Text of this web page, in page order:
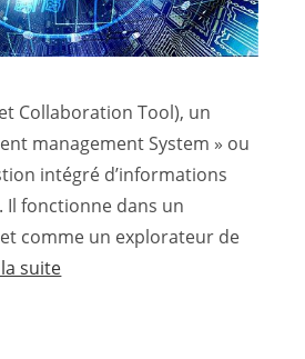
Collaboration Tool), un
management System » ou
intégré d’informations
Il fonctionne dans un
comme un explorateur de
suite: